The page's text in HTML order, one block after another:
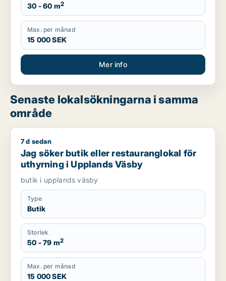
30 - 60 m2
Max. per månad
15 000 SEK
Mer info
Senaste lokalsökningarna i samma
område
Jag söker butik eller restauranglokal för uthyrning i
7 d sedan
Jag söker butik eller restauranglokal för
uthyrning i Upplands Väsby
butik i upplands väsby
Type
Butik
Storlek
50 - 79 m2
Max. per månad
15 000 SEK